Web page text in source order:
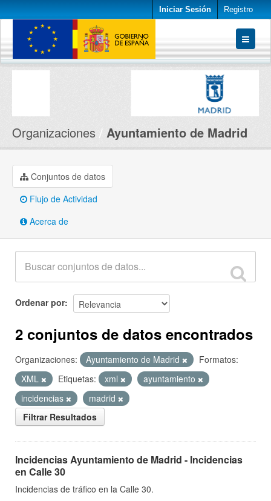
Iniciar Sesión Registro
Conjuntos de datos
Organizaciones Ayuntamiento de Madrid
Conjuntos de datos
Flujo de Actividad
Acerca de
Ordenar por
2 conjuntos de datos encontrados
Organizaciones: Ayuntamiento de Madrid
Formatos:
XML
Etiquetas: xml
ayuntamiento
incidencias
madrid
Filtrar Resultados
Incidencias Ayuntamiento de Madrid - Incidencias
en Calle 30
Incidencias de tráfico en la Calle 30.